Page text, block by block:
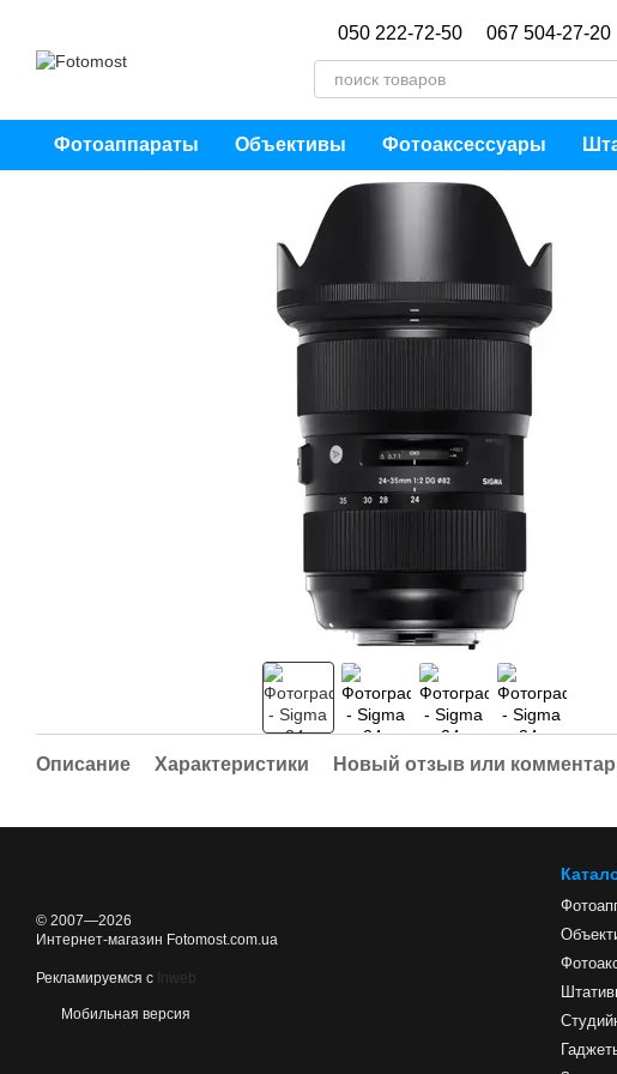
050 222-72-50 067 504-27-20
Фотоаппараты Объективы Фотоаксессуары
Описание Характеристики Новый отзыв или
© 2007—2026
Интернет-магазин Fotomost.com.ua
Рекламируемся с Inweb
Мобильная версия